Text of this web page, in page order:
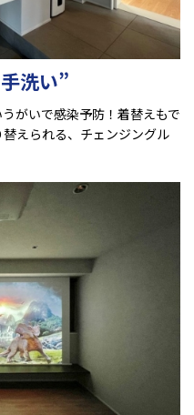
洗い”
がいで感染予防！着替えもで
えられる、チェンジングル